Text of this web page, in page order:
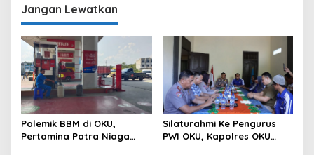
Keluarga Kurang Mampu
Jangan Lewatkan
Polemik BBM di OKU,
Pertamina Patra Niaga
Silaturahmi Ke Pengurus
PWI OKU, Kapolres OKU